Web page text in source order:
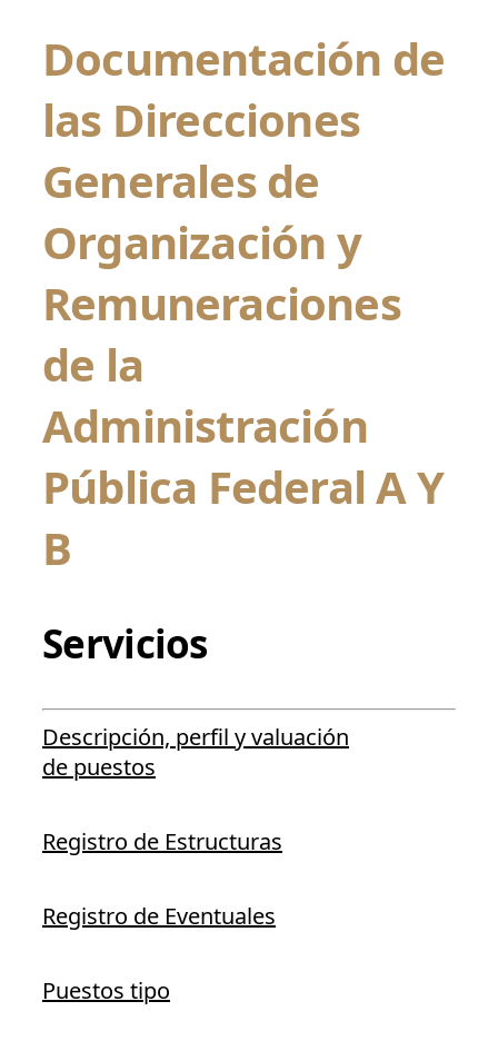
Documentación de
las Direcciones
Generales de
Organización y
Remuneraciones
de la
Administración
Pública Federal A Y
B
Servicios
Descripción, perfil y valuación
de puestos
Registro de Estructuras
Registro de Eventuales
Puestos tipo